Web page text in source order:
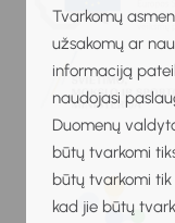
Tvarkomų
užsakomų ar
informaciją
naudojasi
Duomenų
būtų tvarkomi
būtų tvarkomi tik
kad jie būtų